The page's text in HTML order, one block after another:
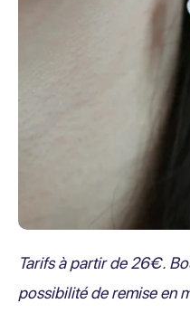
Tarifs à partir de 26€.
possibilité de remise en